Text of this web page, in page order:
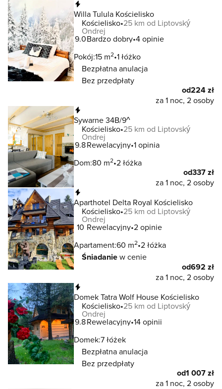
Willa Tulula Kościelisko
Kościelisko 25 km od Liptovský
Ondrej
9.0Bardzo dobry 4 opinie
Pokój:15 m2 1 łóżko
Bezpłatna anulacja
Bez przedpłaty
od224 zł
za 1 noc, 2 osoby
Sywarne 34B/9^
Kościelisko 25 km od Liptovský
Ondrej
9.8Rewelacyjny 1 opinia
Dom:80 m2 2 łóżka
od337 zł
za 1 noc, 2 osoby
Aparthotel Delta Royal Kościelisko
Kościelisko 25 km od Liptovský
Ondrej
10 Rewelacyjny 2 opinie
Apartament:60 m2 2 łóżka
Śniadaniew cenie
od692 zł
za 1 noc, 2 osoby
Domek Tatra Wolf House Kościelisko
Kościelisko 25 km od Liptovský
Ondrej
9.8Rewelacyjny 14 opinii
Domek:7 łóżek
Bezpłatna anulacja
Bez przedpłaty
od1 007 zł
za 1 noc, 2 osoby